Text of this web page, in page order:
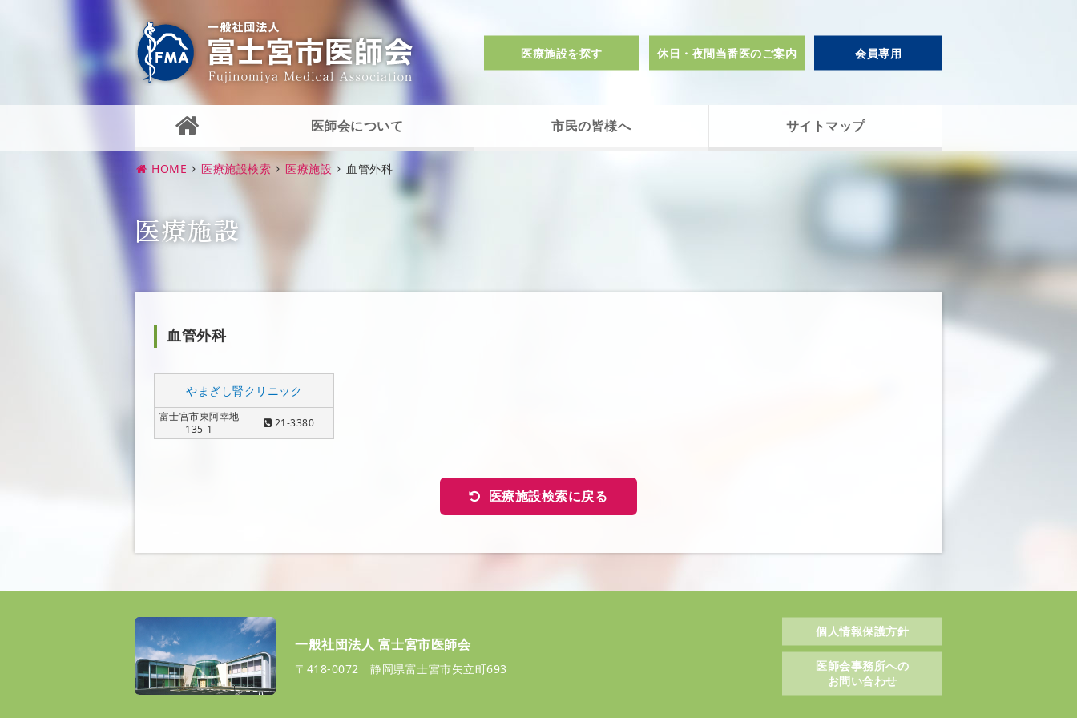
医療施設を探す 休日・夜間当番医のご案内 会員専用
医師会について 市民の皆様へ サイトマップ
HOME 医療施設検索 医療施設 血管外科
医療施設
血管外科
やまぎし腎クリニック
富士宮市東阿幸地
135-1
21-3380
医療施設検索に戻る
一般社団法人 富士宮市医師会
〒418-0072 静岡県富士宮市矢立町693
個人情報保護方針
医師会事務所への
お問い合わせ